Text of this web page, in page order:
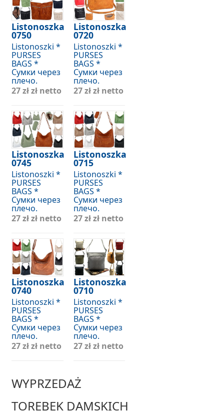
Listonoszka
0750
Listonoszki *
PURSES
BAGS *
Сумки через
плечо.
27 złzł netto
Listonoszka
0745
Listonoszki *
PURSES
BAGS *
Сумки через
плечо.
27 złzł netto
Listonoszka
0740
Listonoszki *
PURSES
BAGS *
Сумки через
плечо.
27 złzł netto
Listonoszka
0720
Listonoszki *
PURSES
BAGS *
Сумки через
плечо.
27 złzł netto
Listonoszka
0715
Listonoszki *
PURSES
BAGS *
Сумки через
плечо.
27 złzł netto
Listonoszka
0710
Listonoszki *
PURSES
BAGS *
Сумки через
плечо.
27 złzł netto
WYPRZEDAŻ
TOREBEK DAMSKICH